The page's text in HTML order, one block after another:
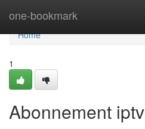
one-bookmark
Home
Home
1
Abonnement iptv